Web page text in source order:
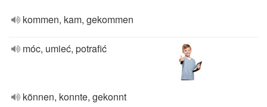
kommen, kam, gekommen
móc, umieć, potrafić
können, konnte, gekonnt